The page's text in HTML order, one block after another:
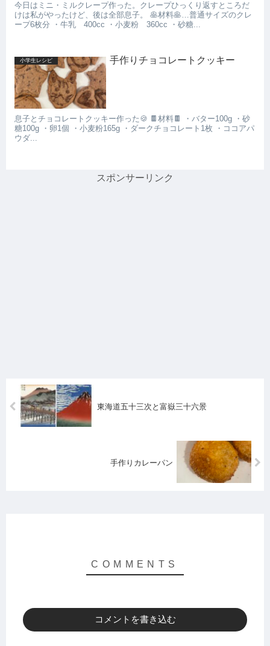
今日はミニ・ミルクレープ作った。クレープひっくり返すところだ
けは私がやったけど、後は全部息子。 🥞材料🥞…普通サイズのクレ
ープ6枚分 ・牛乳 400cc ・小麦粉 360cc ・砂糖...
小学生レシピ 手作りチョコレートクッキー
息子とチョコレートクッキー作った🍪 🍫材料🍫 ・バター100g ・砂
糖100g ・卵1個 ・小麦粉165g ・ダークチョコレート1枚 ・ココアパ
ウダ...
スポンサーリンク
東海道五十三次と富嶽三十六景
手作りカレーパン
コメントを書き込む